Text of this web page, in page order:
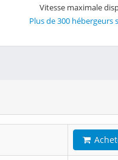
Vitesse maximale
Plus de 300 hébergeurs